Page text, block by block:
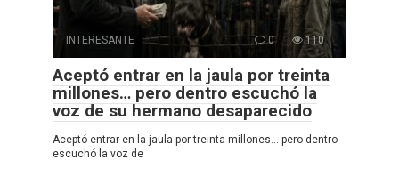
INTERESANTE 0 110
Aceptó entrar en la jaula por treinta
millones… pero dentro escuchó la
voz de su hermano desaparecido
Aceptó entrar en la jaula por treinta millones… pero dentro
escuchó la voz de